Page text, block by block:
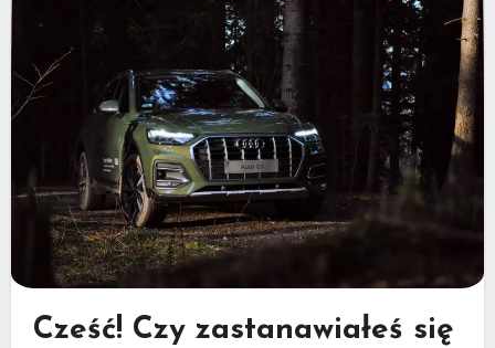
Cześć! Czy zastanawiałeś się